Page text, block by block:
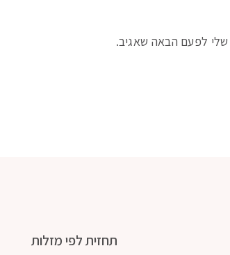
לפעם הבאה שאגיב.
תחזית לפי מזלות